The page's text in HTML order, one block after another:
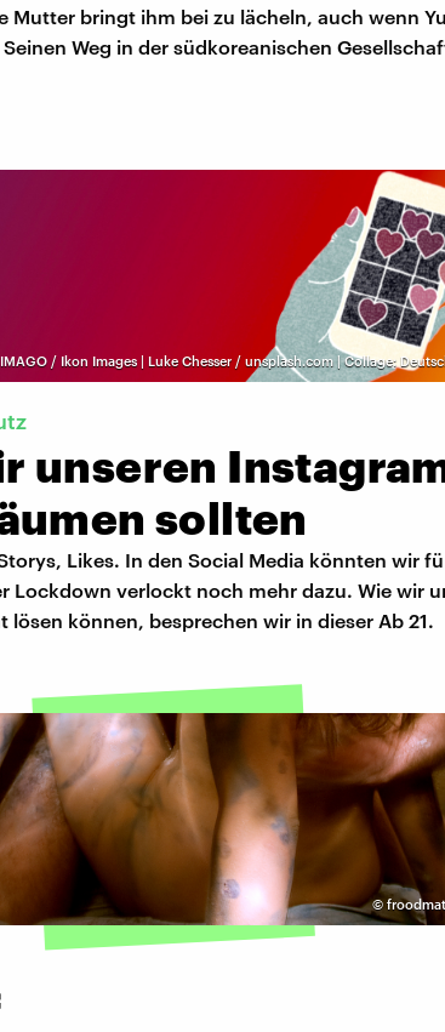
Mutter bringt ihm bei zu lächeln, auch wenn
Weg in der südkoreanischen
IMAGO / Ikon Images | Luke Chesser / unsplash.com | Collage:
unseren
sollten
Likes. In den Social Media könnten wir
Lockdown verlockt noch mehr dazu. Wie wir
lösen können, besprechen wir in dieser Ab 21.
©